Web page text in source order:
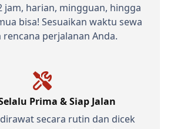
jam, harian, mingguan, hingga
bisa! Sesuaikan waktu sewa
rencana perjalanan Anda.
Prima & Siap Jalan
secara rutin dan dicek